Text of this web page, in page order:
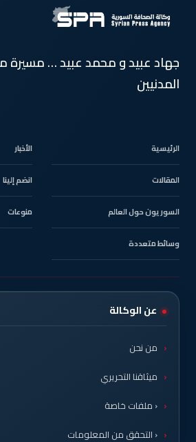
جهاد عبيد و محمد عبيد … مسيرة
المدنيين
الرئيسية الأخبار
المقالات انضم إلينا
السوريون حول العالم منوعات
وسائط متعددة
عن الوكالة
من نحن
ميثاقنا التحريري
‹ ملفات خاصة
‹ التحقق من المعلومات